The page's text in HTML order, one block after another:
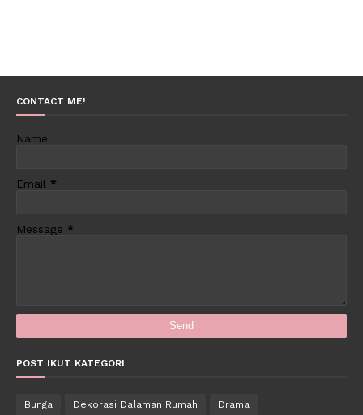
CONTACT ME!
Name
Email *
Message *
POST IKUT KATEGORI
Bunga Dekorasi Dalaman Rumah Drama